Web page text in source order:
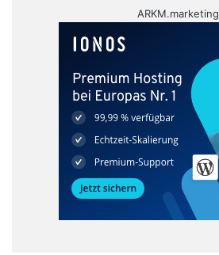
ARKM.marketing